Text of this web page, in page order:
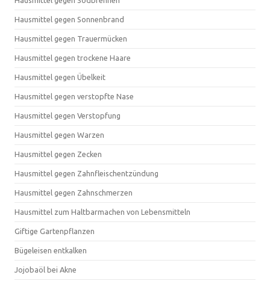
Hausmittel gegen Sonnenbrand
Hausmittel gegen Trauermücken
Hausmittel gegen trockene Haare
Hausmittel gegen Übelkeit
Hausmittel gegen verstopfte Nase
Hausmittel gegen Verstopfung
Hausmittel gegen Warzen
Hausmittel gegen Zecken
Hausmittel gegen Zahnfleischentzündung
Hausmittel gegen Zahnschmerzen
Hausmittel zum Haltbarmachen von Lebensmitteln
Giftige Gartenpflanzen
Bügeleisen entkalken
Jojobaöl bei Akne